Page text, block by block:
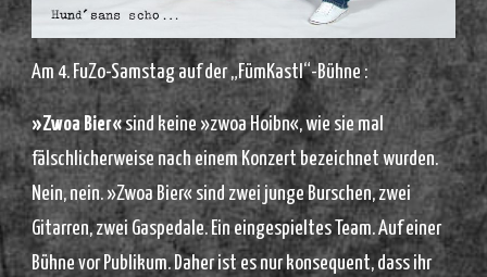
Am 4. FuZo-Samstag auf der „FümKastl“-Bühne :
»Zwoa Bier«sind keine »zwoa Hoibn«, wie sie mal
fälschlicherweise nach einem Konzert bezeichnet wurden.
Nein, nein. »Zwoa Bier« sind zwei junge Burschen, zwei
Gitarren, zwei Gaspedale. Ein eingespieltes Team. Auf einer
Bühne vor Publikum. Daher ist es nur konsequent, dass ihr